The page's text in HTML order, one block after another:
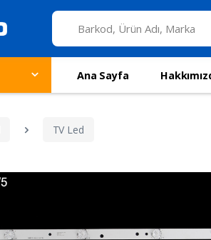
Ana Sayfa
TV Led